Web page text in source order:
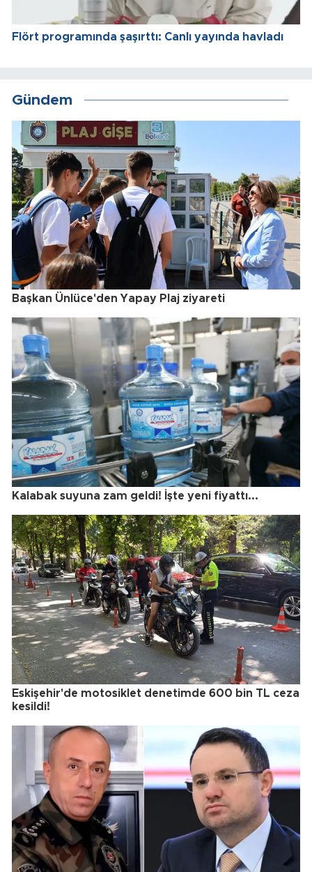
Flört programında şaşırttı: Canlı yayında havladı
Gündem
Başkan Ünlüce'den Yapay Plaj ziyareti
Kalabak suyuna zam geldi! İşte yeni fiyattı...
Eskişehir'de motosiklet denetimde 600 bin TL ceza
kesildi!